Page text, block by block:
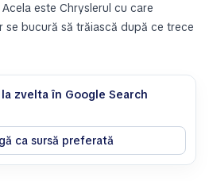
este Chryslerul cu care
se bucură să trăiască după ce trece
zvelta în Google Search
ca sursă preferată